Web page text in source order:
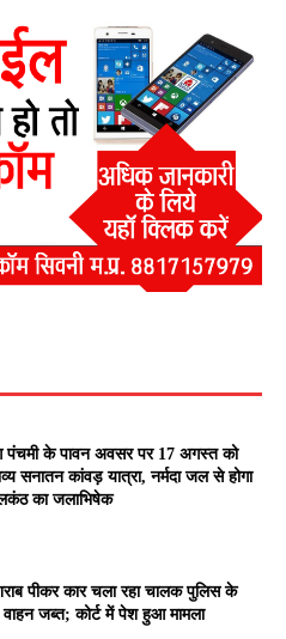
पंचमी के पावन अवसर पर 17 अगस्त को
सनातन कांवड़ यात्रा, नर्मदा जल से होगा
का जलाभिषेक
पीकर कार चला रहा चालक पुलिस के
जब्त; कोर्ट में पेश हुआ मामला